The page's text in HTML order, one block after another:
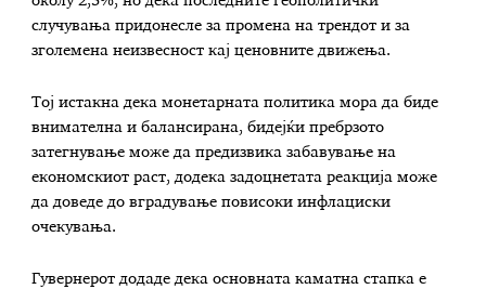
случувања придонесле за промена на трендот и за
зголемена неизвесност кај ценовните движења.
Тој истакна дека монетарната политика мора да биде
внимателна и балансирана, бидејќи пребрзото
затегнување може да предизвика забавување на
економскиот раст, додека задоцнетата реакција може
да доведе до вградување повисоки инфлациски
очекувања.
Гувернерот додаде дека основната каматна стапка е